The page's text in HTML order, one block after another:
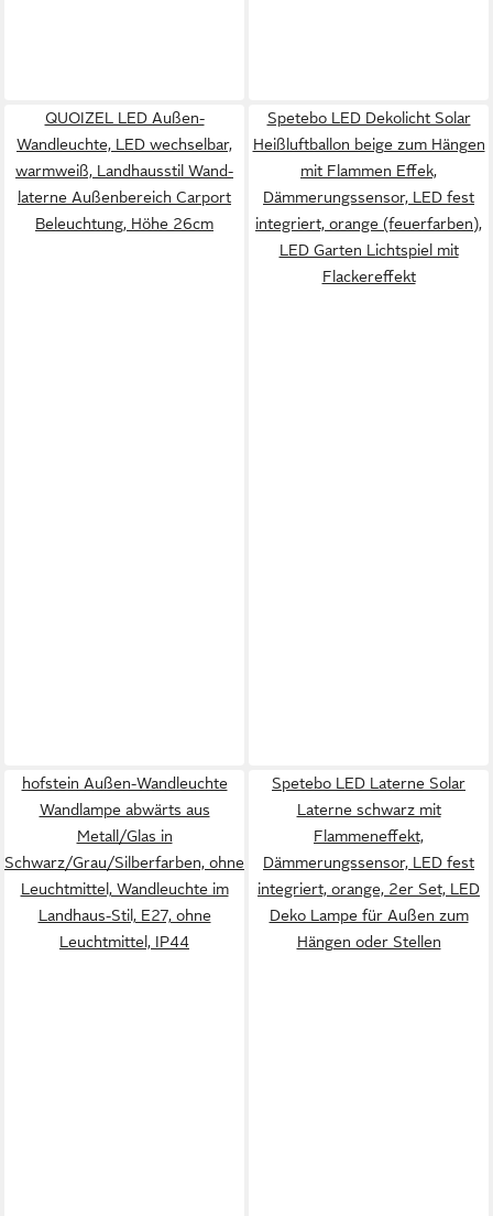
QUOIZEL LED Außen-
Wandleuchte, LED wechselbar,
warmweiß, Landhausstil Wand-
laterne Außenbereich Carport
Beleuchtung, Höhe 26cm
Spetebo LED Dekolicht Solar
Heißluftballon beige zum Hängen
mit Flammen Effek,
Dämmerungssensor, LED fest
integriert, orange (feuerfarben),
LED Garten Lichtspiel mit
Flackereffekt
hofstein Außen-Wandleuchte
Wandlampe abwärts aus
Metall/Glas in
Schwarz/Grau/Silberfarben, ohne
Leuchtmittel, Wandleuchte im
Landhaus-Stil, E27, ohne
Leuchtmittel, IP44
Spetebo LED Laterne Solar
Laterne schwarz mit
Flammeneffekt,
Dämmerungssensor, LED fest
integriert, orange, 2er Set, LED
Deko Lampe für Außen zum
Hängen oder Stellen